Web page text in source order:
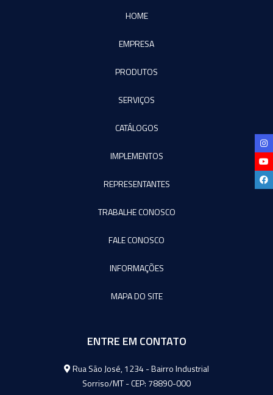
HOME
EMPRESA
PRODUTOS
SERVIÇOS
CATÁLOGOS
IMPLEMENTOS
REPRESENTANTES
TRABALHE CONOSCO
FALE CONOSCO
INFORMAÇÕES
MAPA DO SITE
ENTRE EM CONTATO
Agromeq
Rua São José, 1234 - Bairro Industrial
Sorriso/MT - CEP: 78890-000